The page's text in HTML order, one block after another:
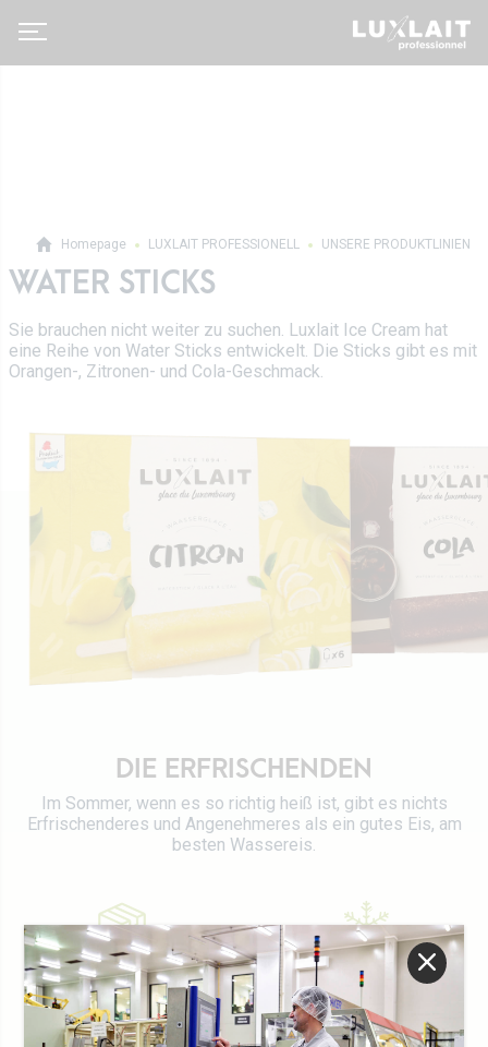
Pro Produkte
Auf Maß
Vertrieb
Über uns
Neuigkeiten
Stellenangebot
Rezepte
Zertifizierungen
Homepage LUXLAIT PROFESSIONELL UNSERE PRODUKTLINIEN
WATER STICKS
Sie brauchen nicht weiter zu suchen. Luxlait Ice Cream hat
eine Reihe von Water Sticks entwickelt. Die Sticks gibt es mit
Orangen-, Zitronen- und Cola-Geschmack.
DIE ERFRISCHENDEN
Im Sommer, wenn es so richtig heiß ist, gibt es nichts
Erfrischenderes und Angenehmeres als ein gutes Eis, am
besten Wassereis.
Praktisches Format Erfrischend